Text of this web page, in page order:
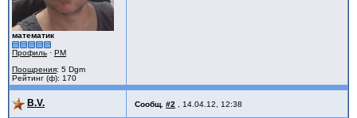
математик
Профиль · PM
Поощрения: 5 Dgm
Рейтинг (ф): 170
B.V. Сообщ. #2 14.04.12, 12:38